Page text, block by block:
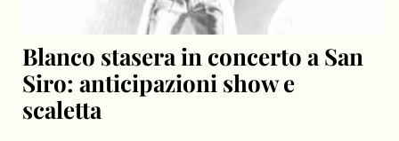
Blanco stasera in concerto a San
Siro: anticipazioni show e
scaletta